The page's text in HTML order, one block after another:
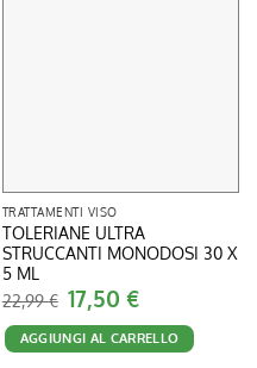
TRATTAMENTI VISO
TOLERIANE ULTRA
STRUCCANTI MONODOSI 30 X
5 ML
22,99€ Il
prezzo
originale
era:
22,99 €.
17,50 €Il
prezzo
attuale
è:
17,50 €.
AGGIUNGI AL CARRELLO